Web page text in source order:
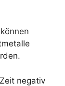
negativ